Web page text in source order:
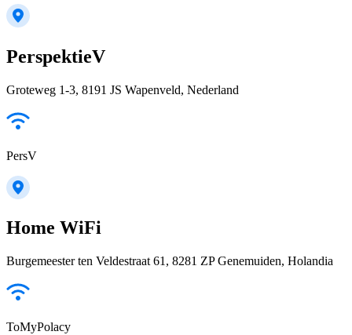
PerspektieV
Groteweg 1-3, 8191 JS Wapenveld, Nederland
PersV
Home WiFi
Burgemeester ten Veldestraat 61, 8281 ZP Genemuiden, Holandia
ToMyPolacy